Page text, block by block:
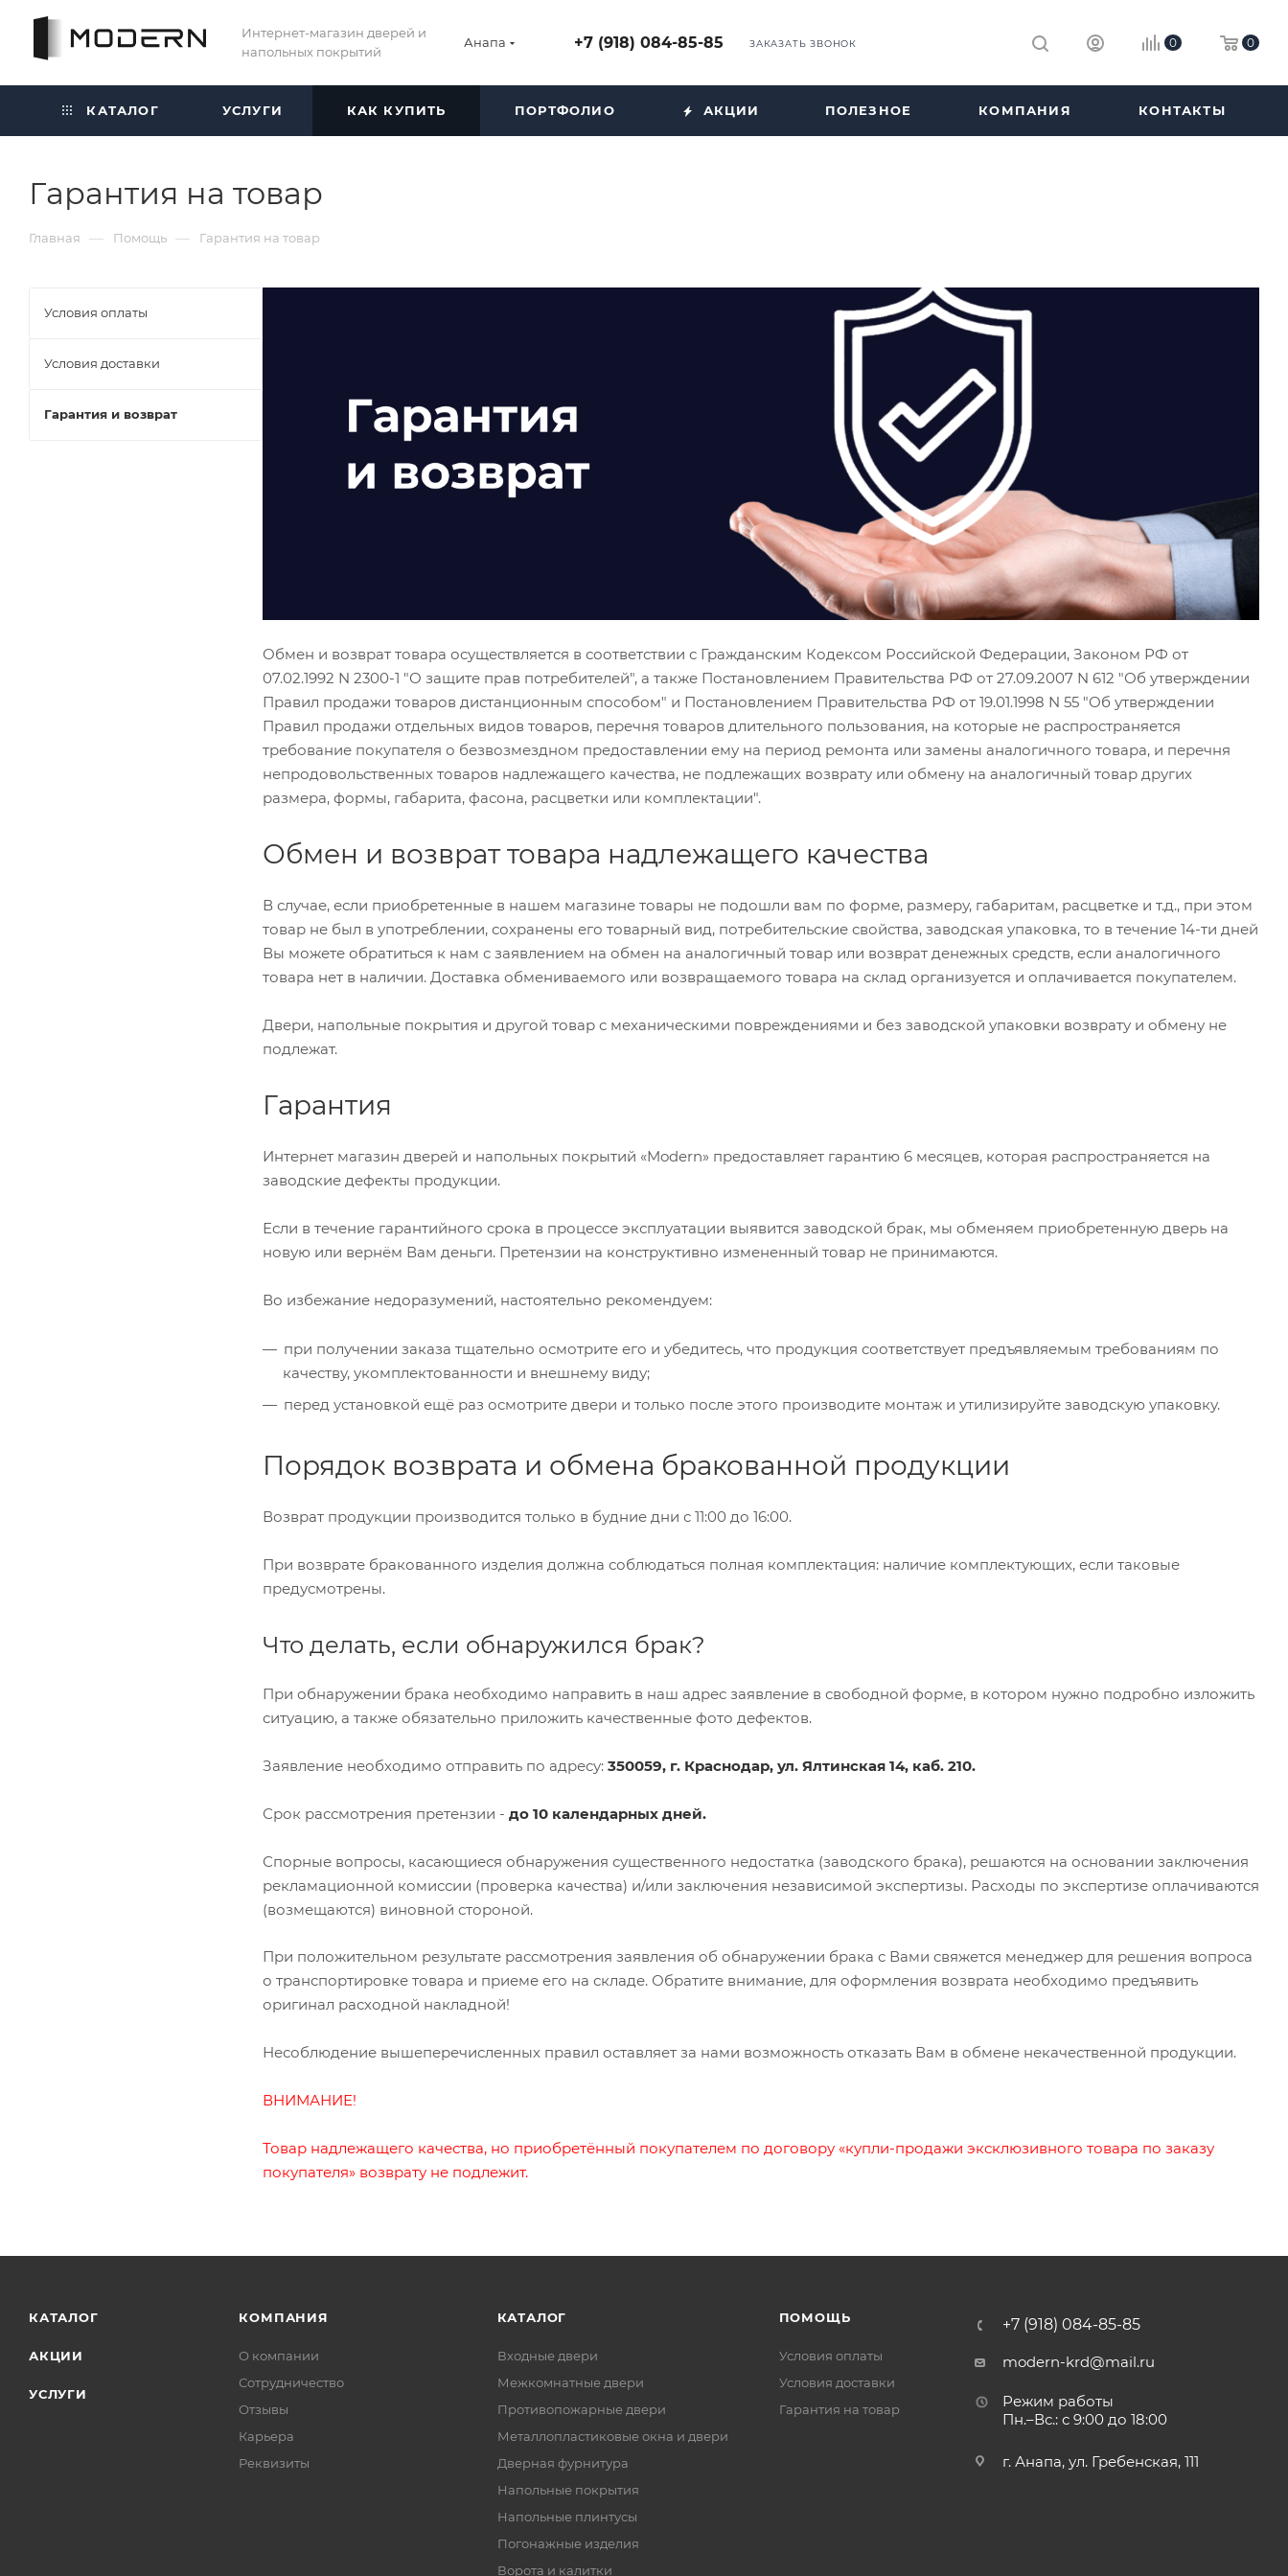
Интернет-магазин дверей и
напольных покрытий
Анапа +7 (918) 084-85-85 ЗАКАЗАТЬ ЗВОНОК 0 0
КАТАЛОГ УСЛУГИ КАК КУПИТЬ ПОРТФОЛИО АКЦИИ ПОЛЕЗНОЕ КОМПАНИЯ КОНТАКТЫ
Гарантия на товар
Главная — Помощь — Гарантия на товар
Обмен и возврат товара осуществляется в соответствии с Гражданским Кодексом Российской Федерации, Законом РФ от
07.02.1992 N 2300-1 "О защите прав потребителей", а также Постановлением Правительства РФ от 27.09.2007 N 612 "Об утверждении
Правил продажи товаров дистанционным способом" и Постановлением Правительства РФ от 19.01.1998 N 55 "Об утверждении
Правил продажи отдельных видов товаров, перечня товаров длительного пользования, на которые не распространяется
требование покупателя о безвозмездном предоставлении ему на период ремонта или замены аналогичного товара, и перечня
непродовольственных товаров надлежащего качества, не подлежащих возврату или обмену на аналогичный товар других
размера, формы, габарита, фасона, расцветки или комплектации".
Обмен и возврат товара надлежащего качества
В случае, если приобретенные в нашем магазине товары не подошли вам по форме, размеру, габаритам, расцветке и т.д., при этом
товар не был в употреблении, сохранены его товарный вид, потребительские свойства, заводская упаковка, то в течение 14-ти дней
Вы можете обратиться к нам с заявлением на обмен на аналогичный товар или возврат денежных средств, если аналогичного
товара нет в наличии. Доставка обмениваемого или возвращаемого товара на склад организуется и оплачивается покупателем.
Двери, напольные покрытия и другой товар с механическими повреждениями и без заводской упаковки возврату и обмену не
подлежат.
Гарантия
Интернет магазин дверей и напольных покрытий «Modern» предоставляет гарантию 6 месяцев, которая распространяется на
заводские дефекты продукции.
Если в течение гарантийного срока в процессе эксплуатации выявится заводской брак, мы обменяем приобретенную дверь на
новую или вернём Вам деньги. Претензии на конструктивно измененный товар не принимаются.
Во избежание недоразумений, настоятельно рекомендуем:
при получении заказа тщательно осмотрите его и убедитесь, что продукция соответствует предъявляемым требованиям по
качеству, укомплектованности и внешнему виду;
перед установкой ещё раз осмотрите двери и только после этого производите монтаж и утилизируйте заводскую упаковку.
Порядок возврата и обмена бракованной продукции
Возврат продукции производится только в будние дни с 11:00 до 16:00.
При возврате бракованного изделия должна соблюдаться полная комплектация: наличие комплектующих, если таковые
предусмотрены.
Что делать, если обнаружился брак?
При обнаружении брака необходимо направить в наш адрес заявление в свободной форме, в котором нужно подробно изложить
ситуацию, а также обязательно приложить качественные фото дефектов.
Заявление необходимо отправить по адресу: 350059, г. Краснодар, ул. Ялтинская 14, каб. 210.
Срок рассмотрения претензии - до 10 календарных дней.
Спорные вопросы, касающиеся обнаружения существенного недостатка (заводского брака), решаются на основании заключения
рекламационной комиссии (проверка качества) и/или заключения независимой экспертизы. Расходы по экспертизе оплачиваются
(возмещаются) виновной стороной.
При положительном результате рассмотрения заявления об обнаружении брака с Вами свяжется менеджер для решения вопроса
о транспортировке товара и приеме его на складе. Обратите внимание, для оформления возврата необходимо предъявить
оригинал расходной накладной!
Несоблюдение вышеперечисленных правил оставляет за нами возможность отказать Вам в обмене некачественной продукции.
ВНИМАНИЕ!
Товар надлежащего качества, но приобретённый покупателем по договору «купли-продажи эксклюзивного товара по заказу
покупателя» возврату не подлежит.
Условия оплаты
Условия доставки
Гарантия и возврат
КАТАЛОГ
АКЦИИ
УСЛУГИ
КОМПАНИЯ
О компании
Сотрудничество
Отзывы
Карьера
Реквизиты
КАТАЛОГ
Входные двери
Межкомнатные двери
Противопожарные двери
Металлопластиковые окна и двери
Дверная фурнитура
Напольные покрытия
Напольные плинтусы
Погонажные изделия
Ворота и калитки
ПОМОЩЬ
Условия оплаты
Условия доставки
Гарантия на товар
+7 (918) 084-85-85
modern-krd@mail.ru
Режим работы
Пн.–Вс.: с 9:00 до 18:00
г. Анапа, ул. Гребенская, 111